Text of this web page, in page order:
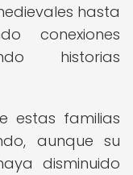
hasta
conexiones
historias
estas familias
aunque su
disminuido